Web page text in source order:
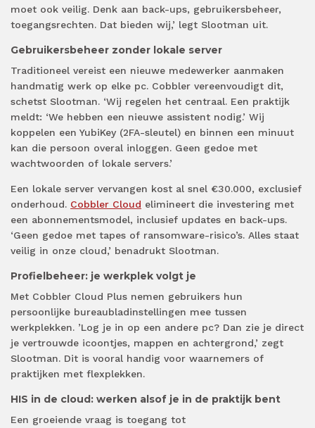
moet ook veilig. Denk aan back-ups, gebruikersbeheer,
toegangsrechten. Dat bieden wij,’ legt Slootman uit.
Gebruikersbeheer zonder lokale server
Traditioneel vereist een nieuwe medewerker aanmaken
handmatig werk op elke pc. Cobbler vereenvoudigt dit,
schetst Slootman. ‘Wij regelen het centraal. Een praktijk
meldt: ‘We hebben een nieuwe assistent nodig.’ Wij
koppelen een YubiKey (2FA-sleutel) en binnen een minuut
kan die persoon overal inloggen. Geen gedoe met
wachtwoorden of lokale servers.’
Een lokale server vervangen kost al snel €30.000, exclusief
onderhoud. Cobbler Cloud elimineert die investering met
een abonnementsmodel, inclusief updates en back-ups.
‘Geen gedoe met tapes of ransomware-risico’s. Alles staat
veilig in onze cloud,’ benadrukt Slootman.
Profielbeheer: je werkplek volgt je
Met Cobbler Cloud Plus nemen gebruikers hun
persoonlijke bureaubladinstellingen mee tussen
werkplekken. ’Log je in op een andere pc? Dan zie je direct
je vertrouwde icoontjes, mappen en achtergrond,’ zegt
Slootman. Dit is vooral handig voor waarnemers of
praktijken met flexplekken.
HIS in de cloud: werken alsof je in de praktijk bent
Een groeiende vraag is toegang tot